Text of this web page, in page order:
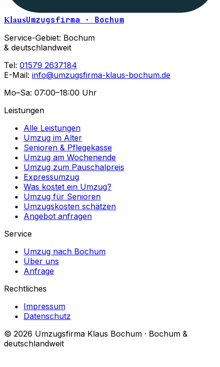
KlausUmzugsfirma · Bochum
Service-Gebiet: Bochum
& deutschlandweit
Tel: 01579 2637184
E-Mail: info@umzugsfirma-klaus-bochum.de
Mo–Sa: 07:00–18:00 Uhr
Leistungen
Alle Leistungen
Umzug im Alter
Senioren & Pflegekasse
Umzug am Wochenende
Umzug zum Pauschalpreis
Expressumzug
Was kostet ein Umzug?
Umzug für Senioren
Umzugskosten schätzen
Angebot anfragen
Service
Umzug nach Bochum
Über uns
Anfrage
Rechtliches
Impressum
Datenschutz
© 2026 Umzugsfirma Klaus Bochum · Bochum &
deutschlandweit